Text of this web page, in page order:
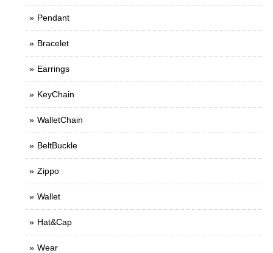
Pendant
Bracelet
Earrings
KeyChain
WalletChain
BeltBuckle
Zippo
Wallet
Hat&Cap
Wear